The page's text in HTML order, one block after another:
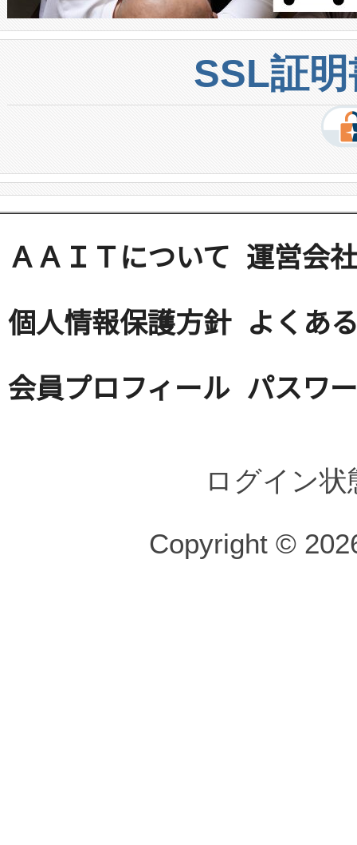
SSL証
ＡＡＩＴについて 運営会社
個人情報保護方針 よくあ
会員プロフィール パスワ
ログイン
Copyright ©